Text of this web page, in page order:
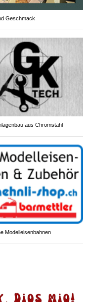
Geschmack
aus Chromstahl
Modelleisenbahnen